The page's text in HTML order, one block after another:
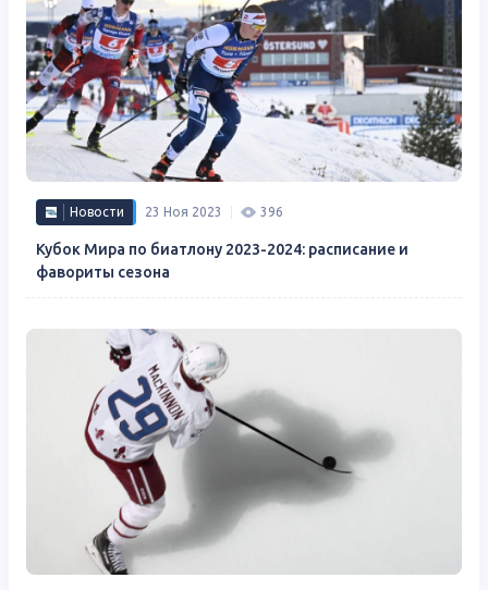
Новости 23 Ноя 2023 396
Кубок Мира по биатлону 2023-2024: расписание и
фавориты сезона